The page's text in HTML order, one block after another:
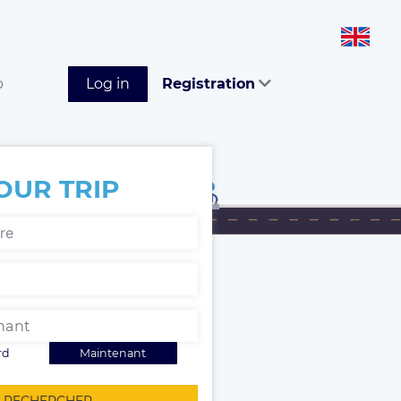
Log in Registration
TRIP
Maintenant